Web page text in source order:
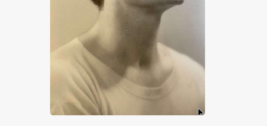
MUSEO DELLA CERAMICA